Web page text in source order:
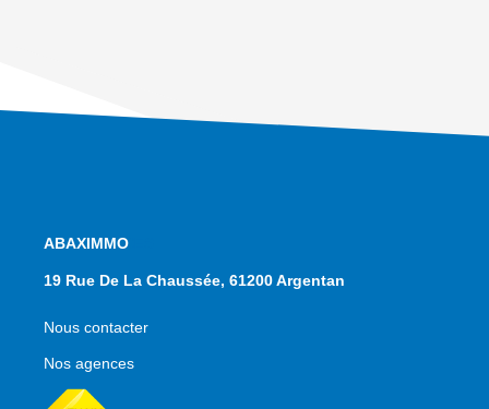
NOS AGENCES
19 Rue De La Chaussée, 61200 Argentan
Nous contacter
Nos agences